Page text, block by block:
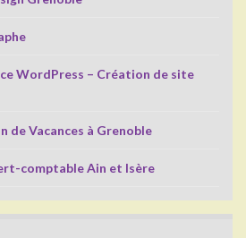
WordPress – Création de site
de Vacances à Grenoble
comptable Ain et Isère